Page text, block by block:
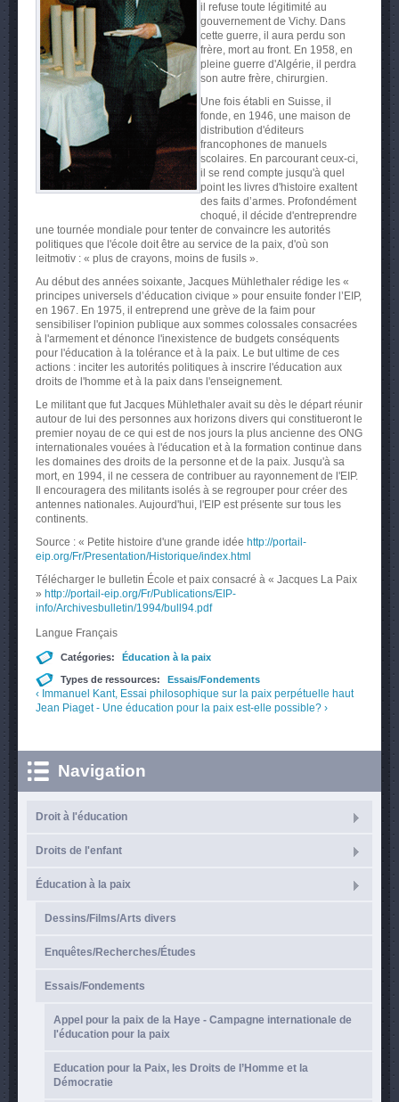
il refuse toute légitimité au
gouvernement de Vichy. Dans
cette guerre, il aura perdu son
frère, mort au front. En 1958, en
pleine guerre d'Algérie, il perdra
son autre frère, chirurgien.
Une fois établi en Suisse, il
fonde, en 1946, une maison de
distribution d'éditeurs
francophones de manuels
scolaires. En parcourant ceux-ci,
il se rend compte jusqu'à quel
point les livres d'histoire exaltent
des faits d’armes. Profondément
choqué, il décide d'entreprendre
une tournée mondiale pour tenter de convaincre les autorités
politiques que l'école doit être au service de la paix, d'où son
leitmotiv : « plus de crayons, moins de fusils ».
Au début des années soixante, Jacques Mühlethaler rédige les «
principes universels d’éducation civique » pour ensuite fonder l’EIP,
en 1967. En 1975, il entreprend une grève de la faim pour
sensibiliser l'opinion publique aux sommes colossales consacrées
à l'armement et dénonce l'inexistence de budgets conséquents
pour l'éducation à la tolérance et à la paix. Le but ultime de ces
actions : inciter les autorités politiques à inscrire l'éducation aux
droits de l'homme et à la paix dans l'enseignement.
Le militant que fut Jacques Mühlethaler avait su dès le départ réunir
autour de lui des personnes aux horizons divers qui constitueront le
premier noyau de ce qui est de nos jours la plus ancienne des ONG
internationales vouées à l'éducation et à la formation continue dans
les domaines des droits de la personne et de la paix. Jusqu'à sa
mort, en 1994, il ne cessera de contribuer au rayonnement de l'EIP.
Il encouragera des militants isolés à se regrouper pour créer des
antennes nationales. Aujourd'hui, l'EIP est présente sur tous les
continents.
Source : « Petite histoire d'une grande idée http://portail-
eip.org/Fr/Presentation/Historique/index.html
Télécharger le bulletin École et paix consacré à « Jacques La Paix
» http://portail-eip.org/Fr/Publications/EIP-
info/Archivesbulletin/1994/bull94.pdf
Langue Français
Catégories: Éducation à la paix
Types de ressources: Essais/Fondements
‹ Immanuel Kant, Essai philosophique sur la paix perpétuelle haut
Jean Piaget - Une éducation pour la paix est-elle possible? ›
Navigation
Droit à l'éducation
Droits de l'enfant
Éducation à la paix
Dessins/Films/Arts divers
Enquêtes/Recherches/Études
Essais/Fondements
Appel pour la paix de la Haye - Campagne internationale de
l'éducation pour la paix
Education pour la Paix, les Droits de l’Homme et la
Démocratie